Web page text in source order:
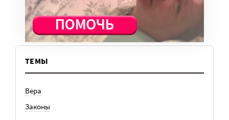
ТЕМЫ
Вера
Законы